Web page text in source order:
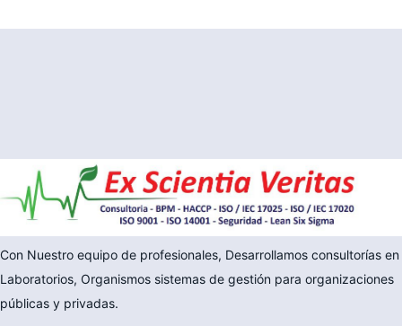
Con Nuestro equipo de profesionales, Desarrollamos consultorías en
Laboratorios, Organismos sistemas de gestión para organizaciones
públicas y privadas.